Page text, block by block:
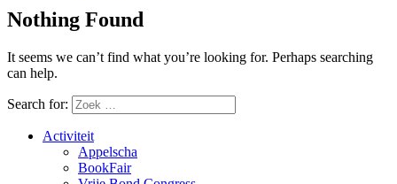
Nothing Found
It seems we can’t find what you’re looking for. Perhaps searching
can help.
Search for:
Activiteit
Appelscha
BookFair